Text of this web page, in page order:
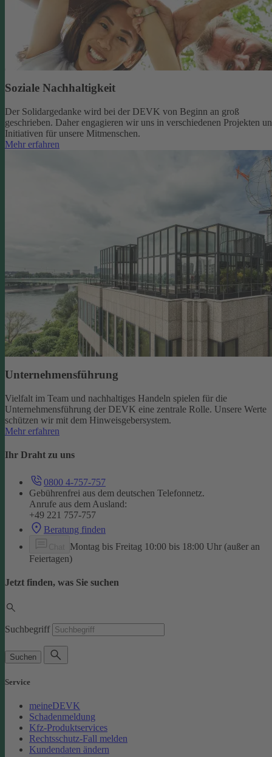
Soziale Nachhaltigkeit
Der Solidargedanke wird bei der DEVK von Beginn an groß
geschrieben. Daher engagieren wir uns in verschiedenen Projekten
Initiativen für unsere Mitmenschen.
Mehr erfahren
Unternehmensführung
Vielfalt im Team und nachhaltiges Handeln spielen für die
Unternehmensführung der DEVK eine zentrale Rolle. Unsere Werte
schützen wir mit dem Hinweisgebersystem.
Mehr erfahren
Ihr Draht zu uns
0800 4-757-757
Gebührenfrei aus dem deutschen Telefonnetz.
Anrufe aus dem Ausland:
+49 221 757-757
Beratung finden
Montag bis Freitag 10:00 bis 18:00 Uhr (außer an
Feiertagen)
Jetzt finden, was Sie suchen
Suchbegriff
Suchen
Service
meineDEVK
Schadenmeldung
Kfz-Produktservices
Rechtsschutz-Fall melden
Kundendaten ändern